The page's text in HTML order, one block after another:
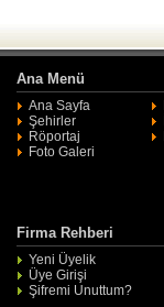
Ana Menü
Ana Sayfa
Şehirler
Röportaj
Foto Galeri
Firma Rehberi
Yeni Üyelik
Üye Girişi
Şifremi Unuttum?